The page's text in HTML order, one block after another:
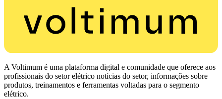
A Voltimum é uma plataforma digital e comunidade que oferece aos
profissionais do setor elétrico notícias do setor, informações sobre
produtos, treinamentos e ferramentas voltadas para o segmento
elétrico.